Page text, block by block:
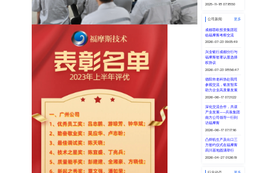
【公司新闻】 2023年8月
为总结2023年上半年各
司召开2023年上半年度
半年度优秀员工，勤奋